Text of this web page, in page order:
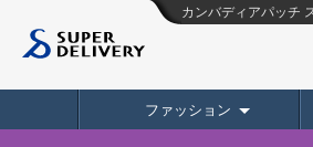
カンバディアパッチ
ファッション